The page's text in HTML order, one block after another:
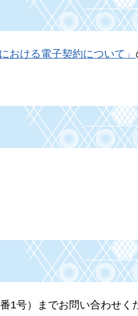
おける電子契約について」
1号）までお問い合わせく